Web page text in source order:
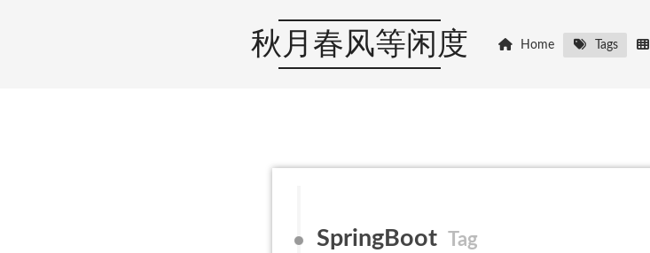
秋月春风等闲度 Home Tags
SpringBoot Tag